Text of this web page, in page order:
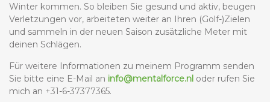
Winter kommen. So bleiben Sie gesund und aktiv, beugen
Verletzungen vor, arbeiteten weiter an Ihren (Golf-)Zielen
und sammeln in der neuen Saison zusätzliche Meter mit
deinen Schlägen.
Für weitere Informationen zu meinem Programm senden
Sie bitte eine E-Mail an info@mentalforce.nl oder rufen Sie
mich an +31-6-37377365.